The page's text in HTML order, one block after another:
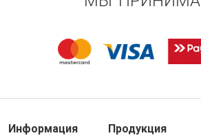
Информация Продукция